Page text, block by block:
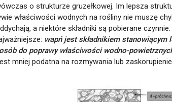
o strukturze gruzełkowej. Im lepsza
właściwości wodnych na rośliny nie muszę
a niektóre składniki są pobierane
wapń jest składnikiem
do poprawy właściwości wodno-
mniej podatna na rozmywania lub